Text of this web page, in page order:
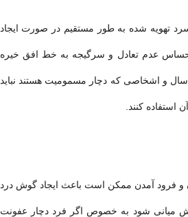
سرد تهویه شده به طور مستقیم در صورت ایجاد
عدم تعادل و سرگیجه به خط افق خیره
شوند. توجه داشته باشید که کودکان زیر 8 سال و اشخاصی که دچار مسمومیت هستند نباید
استفاده کنند.
و فرود آمدن ممکن است باعث ایجاد گوش درد
میانی شود به خصوص اگر فرد دچار عفونت